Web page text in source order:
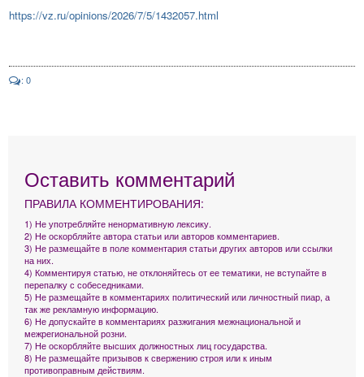
https://vz.ru/opinions/2026/7/5/1432057.html
: 0
Оставить комментарий
ПРАВИЛА КОММЕНТИРОВАНИЯ:
1) Не употребляйте ненормативную лексику.
2) Не оскорбляйте автора статьи или авторов комментариев.
3) Не размещайте в поле комментария статьи других авторов или ссылки
на них.
4) Комментируя статью, не отклоняйтесь от ее тематики, не вступайте в
перепалку с собеседниками.
5) Не размещайте в комментариях политический или личностный пиар, а
так же рекламную информацию.
6) Не допускайте в комментариях разжигания межнациональной и
межрегиональной розни.
7) Не оскорбляйте высших должностных лиц государства.
8) Не размещайте призывов к свержению строя или к иным
противоправным действиям.